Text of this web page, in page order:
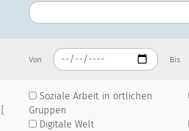
Von Bis
Soziale Arbeit in örtlichen
Gruppen
Digitale Welt